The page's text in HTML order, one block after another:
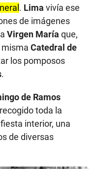
. Lima vivía ese
de imágenes
Virgen María que,
misma Catedral de
los pomposos
.
de Ramos
toda la
interior, una
de diversas